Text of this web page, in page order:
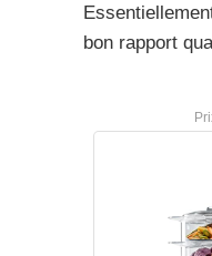
bon rapport